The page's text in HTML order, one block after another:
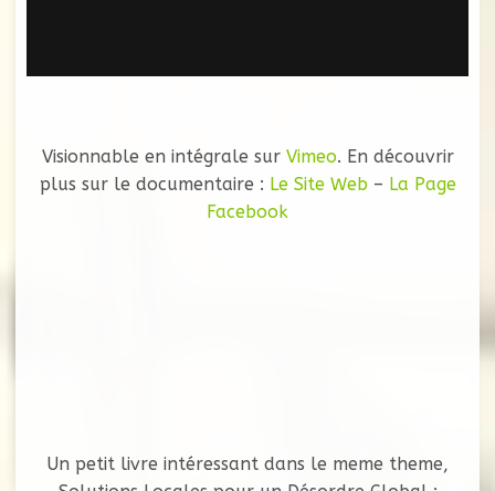
Visionnable en intégrale sur Vimeo. En découvrir
plus sur le documentaire : Le Site Web– La Page
Facebook
Un petit livre intéressant dans le meme theme,